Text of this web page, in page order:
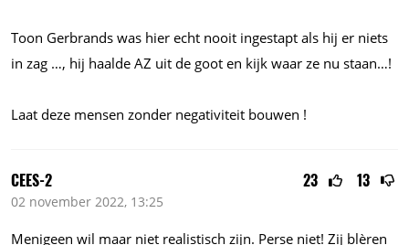
Toon Gerbrands was hier echt nooit ingestapt als hij er niets
in zag …, hij haalde AZ uit de goot en kijk waar ze nu staan…!
Laat deze mensen zonder negativiteit bouwen !
23 13
CEES-2
02 november 2022, 13:25
Menigeen wil maar niet realistisch zijn. Perse niet! Zij blèren